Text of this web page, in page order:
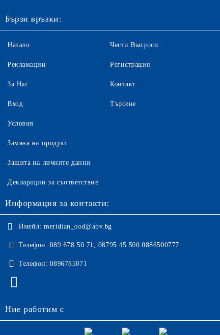
Бързи връзки:
Начало
Рекламации
За Нас
Вход
Чести Въпроси
Регистрация
Контакт
Търсене
Условия
Замяна на продукт
Защита на личните данни
Декларации за съответствие
Информация за контакти:
Имейл: meridian_ood@abv.bg
Телефон: 089 678 50 71, 08795 45 500 0886500777
Телефон: 0896785071
Ние работим с